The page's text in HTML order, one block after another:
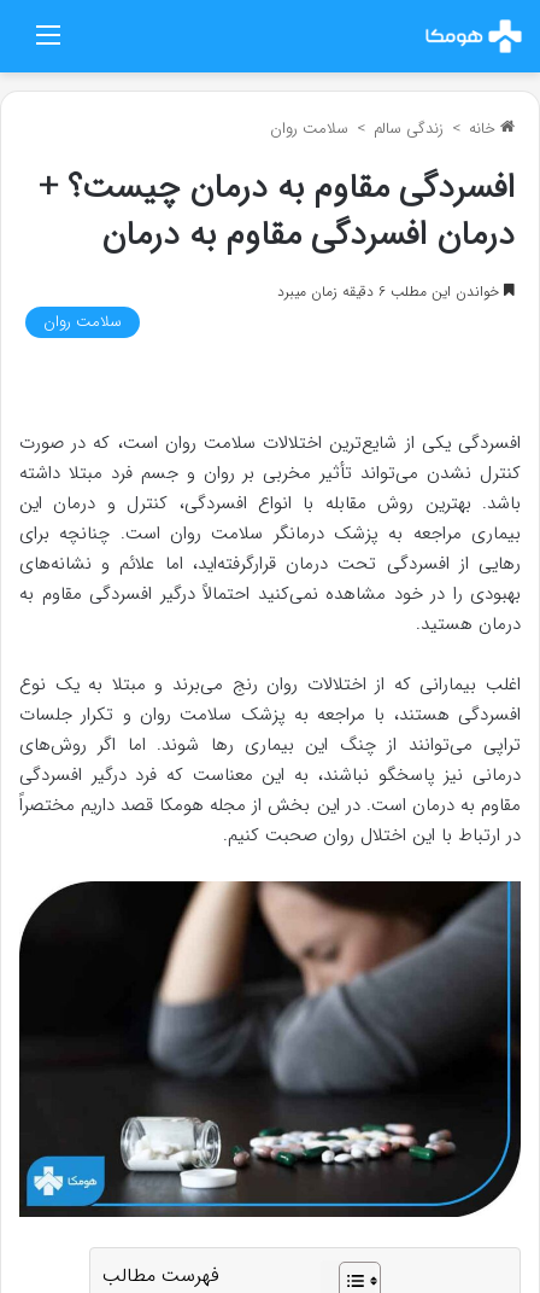
خانه > زندگی سالم > سلامت روان
افسردگی مقاوم به درمان چیست؟ +
درمان افسردگی مقاوم به درمان
خواندن این مطلب 6 دقیقه زمان میبرد
سلامت روان
افسردگی یکی از شایع‌ترین اختلالات سلامت روان است، که در صورت
کنترل نشدن می‌تواند تأثیر مخربی بر روان و جسم فرد مبتلا داشته
باشد. بهترین روش مقابله با انواع افسردگی، کنترل و درمان این
بیماری مراجعه به پزشک درمانگر سلامت روان است. چنانچه برای
رهایی از افسردگی تحت درمان قرارگرفته‌اید، اما علائم و نشانه‌های
بهبودی را در خود مشاهده نمی‌کنید احتمالاً درگیر افسردگی مقاوم به
درمان هستید.
اغلب بیمارانی که از اختلالات روان رنج می‌برند و مبتلا به یک نوع
افسردگی هستند، با مراجعه به پزشک سلامت روان و تکرار جلسات
تراپی می‌توانند از چنگ این بیماری رها شوند. اما اگر روش‌های
درمانی نیز پاسخگو نباشند، به این معناست که فرد درگیر افسردگی
مقاوم به درمان است. در این بخش از مجله هومکا قصد داریم مختصراً
در ارتباط با این اختلال روان صحبت کنیم.
فهرست مطالب